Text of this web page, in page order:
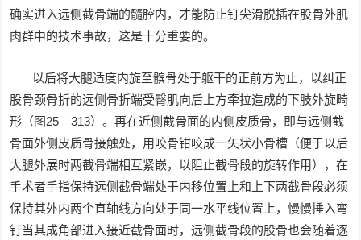
确实进入远侧截骨端的髓腔内，才能防止钉尖滑脱插在股骨外肌
肉群中的技术事故，这是十分重要的。
以后将大腿适度内旋至髌骨处于躯干的正前方为止，以纠正
股骨颈骨折的远侧骨折端受臀肌向后上方牵拉造成的下肢外旋畸
形（图25—313）。再在近侧截骨面的内侧皮质骨，即与远侧截
骨面外侧皮质骨接触处，用咬骨钳咬成一矢状小骨槽（便于以后
大腿外展时两截骨端相互紧嵌，以阻止截骨段的旋转作用），在
手术者手指保持远侧截骨端处于内移位置上和上下两截骨段必须
保持其外内两个直轴线方向处于同一水平线位置上，慢慢捶入弯
钉当其成角部进入接近截骨面时，远侧截骨段的股骨也会随着逐